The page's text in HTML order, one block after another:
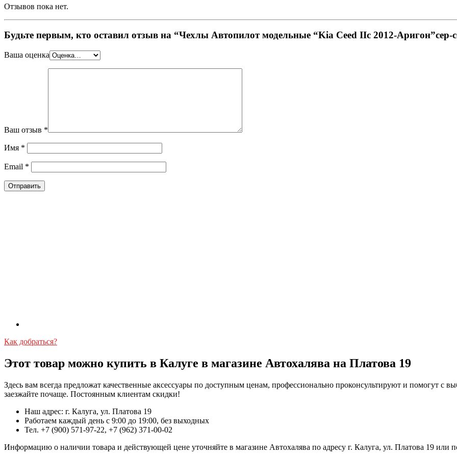
Отзывов пока нет.
Будьте первым, кто оставил отзыв на “Чехлы Автопилот модельные “Kia Ceed IIс 2012-Аригон”сер-
Ваша оценка
Ваш отзыв *
Имя *
Email *
Как добраться?
Этот товар можно купить в Калуге в магазине Автохалява на Платова 19
Здесь вам всегда предложат качественные аксессуары по доступным ценам, профессионально проконсультируют и помогут
заезжайте почаще. Постоянным клиентам скидки!
Наш адрес: г. Калуга, ул. Платова 19
Работаем каждый день с 9:00 до 19:00, без выходных
Тел. +7 (900) 571-97-22, +7 (962) 371-00-02
Информацию о наличии товара и действующей цене уточняйте в магазине Автохалява по адресу г. Калуга, ул. Платова 19 или